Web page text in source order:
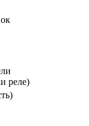
реле)